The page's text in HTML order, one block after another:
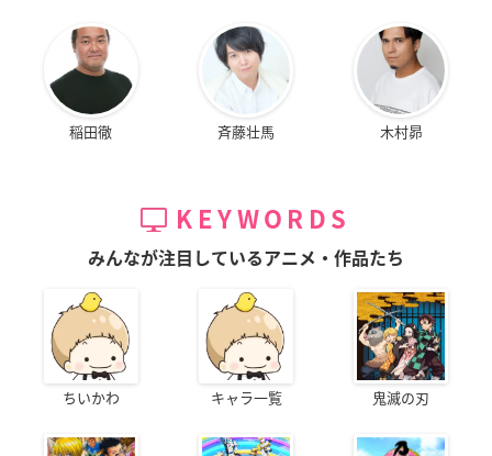
稲田徹 斉藤壮馬 木村昴
KEYWORDS
みんなが注目しているアニメ・作品たち
ちいかわ キャラ一覧 鬼滅の刃